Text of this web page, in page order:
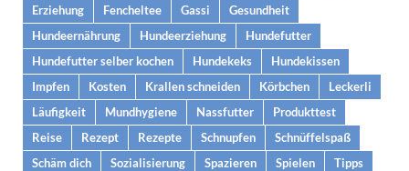
Erziehung
Fencheltee Gassi
Gesundheit
Hundeernährung
Hundeerziehung
Hundefutter
Hundefutter selber kochen
Hundekeks
Hundekissen
Impfen
Kosten Krallen schneiden Körbchen
Leckerli
Läufigkeit
Mundhygiene Nassfutter
Produkttest
Reise
Rezept Rezepte Schnupfen
Schnüffelspaß
Schäm dich
Sozialisierung Spazieren Spielen
Tipps